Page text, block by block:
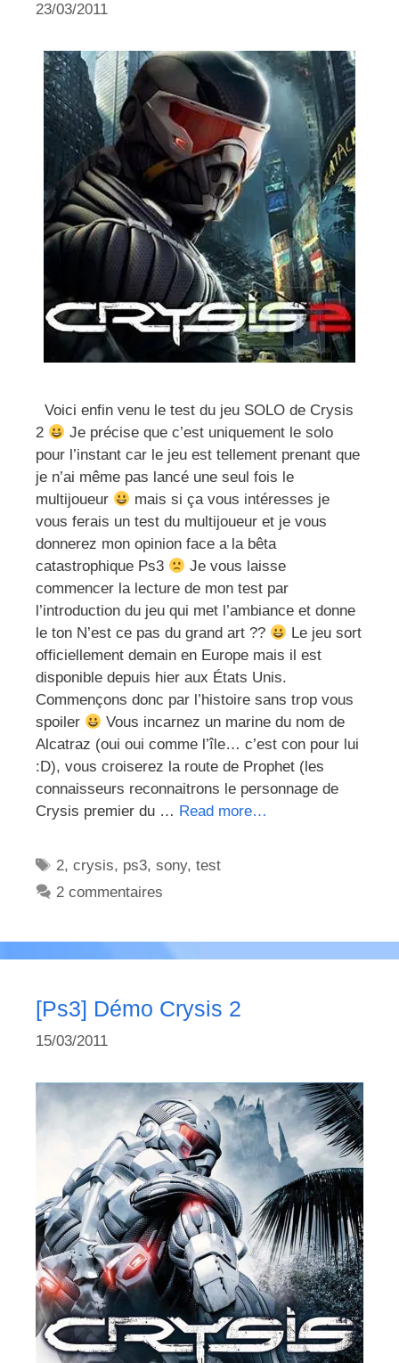
23/03/2011
Voici enfin venu le test du jeu SOLO de Crysis
2
Je précise que c’est uniquement le solo
pour l’instant car le jeu est tellement prenant que
je n’ai même pas lancé une seul fois le
multijoueur
mais si ça vous intéresses je
vous ferais un test du multijoueur et je vous
donnerez mon opinion face a la bêta
catastrophique Ps3
Je vous laisse
commencer la lecture de mon test par
l’introduction du jeu qui met l’ambiance et donne
le ton N’est ce pas du grand art ??
Le jeu sort
officiellement demain en Europe mais il est
disponible depuis hier aux États Unis.
Commençons donc par l’histoire sans trop vous
spoiler
Vous incarnez un marine du nom de
Alcatraz (oui oui comme l’île… c’est con pour lui
:D), vous croiserez la route de Prophet (les
connaisseurs reconnaitrons le personnage de
Crysis premier du … Read more…
Étiquettes
2,crysis, ps3,sony,test
2 commentaires
[Ps3] Démo Crysis 2
15/03/2011